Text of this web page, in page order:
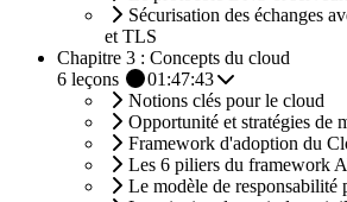
Sécurisation des échanges
et TLS
Chapitre 3 : Concepts du cloud
6 leçons
01:47:43
Notions clés pour le cloud
Opportunité et stratégies de
Framework d'adoption du
Les 6 piliers du framework
Le modèle de responsabilité